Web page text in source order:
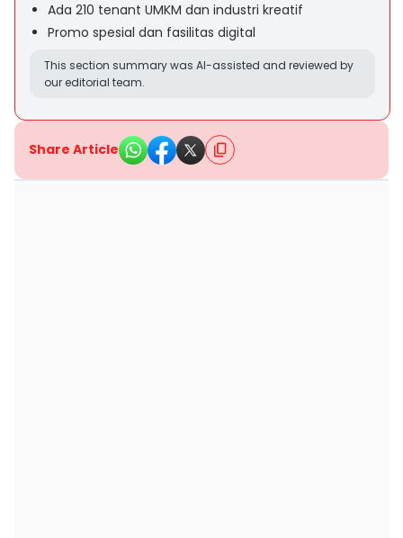
Ada 210 tenant UMKM dan industri kreatif
Promo spesial dan fasilitas digital
This section summary was AI-assisted and reviewed by
our editorial team.
Share Article